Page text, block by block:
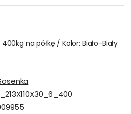
400kg na półkę / Kolor: Biało-Biały